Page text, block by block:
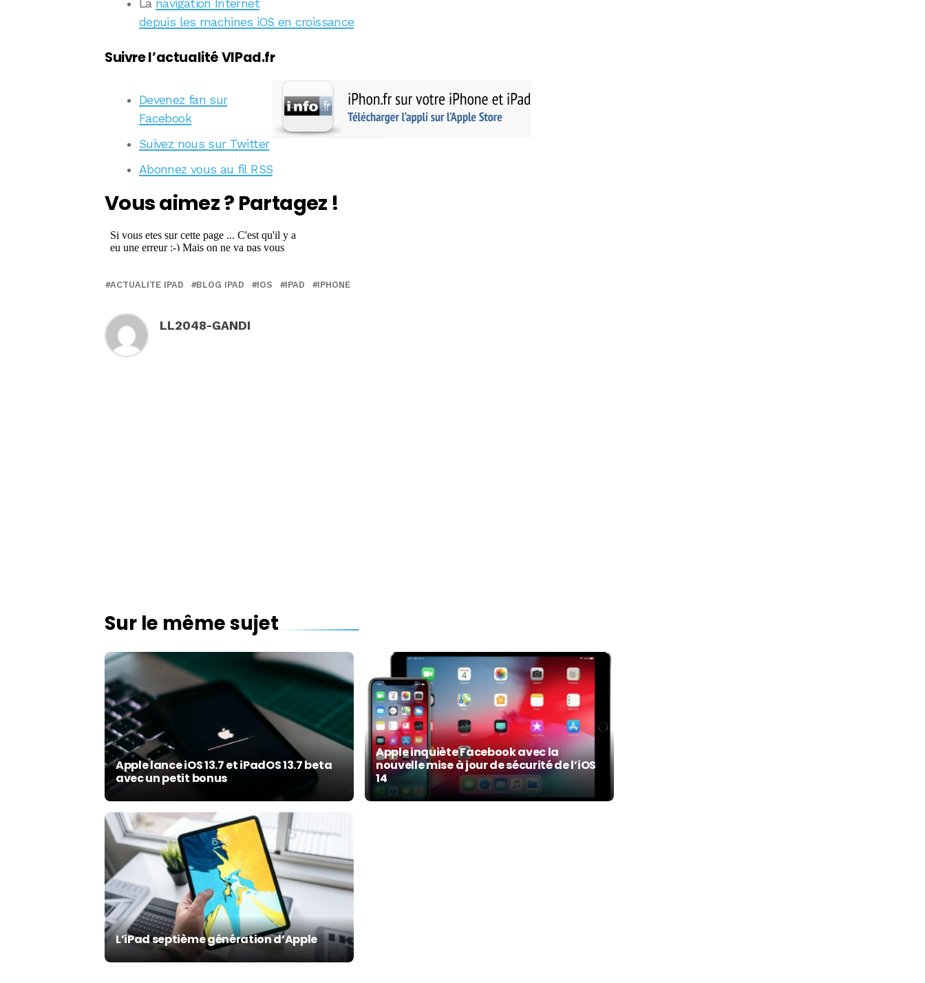
La navigation Internet
depuis les machines iOS en croissance
Suivre l’actualité VIPad.fr
Devenez fan sur
Facebook
Suivez nous sur Twitter
Abonnez vous au fil RSS
Vous aimez ? Partagez !
ACTUALITE IPAD BLOG IPAD IOS IPAD IPHONE
LL2048-GANDI
Sur le même sujet
Apple lance iOS 13.7 et iPadOS 13.7 beta
avec un petit bonus
Apple inquiète Facebook avec la
nouvelle mise à jour de sécurité de l’iOS
14
L’iPad septième génération d’Apple